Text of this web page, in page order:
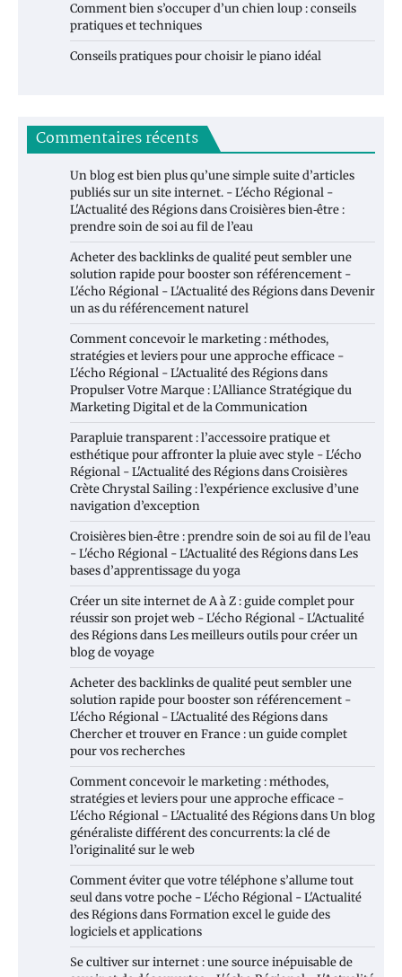
Comment bien s’occuper d’un chien loup : conseils
pratiques et techniques
Conseils pratiques pour choisir le piano idéal
Commentaires récents
Un blog est bien plus qu’une simple suite d’articles
publiés sur un site internet. - L'écho Régional -
L'Actualité des RégionsdansCroisières bien‑être :
prendre soin de soi au fil de l’eau
Acheter des backlinks de qualité peut sembler une
solution rapide pour booster son référencement -
L'écho Régional - L'Actualité des RégionsdansDevenir
un as du référencement naturel
Comment concevoir le marketing : méthodes,
stratégies et leviers pour une approche efficace -
L'écho Régional - L'Actualité des Régionsdans
Propulser Votre Marque : L’Alliance Stratégique du
Marketing Digital et de la Communication
Parapluie transparent : l’accessoire pratique et
esthétique pour affronter la pluie avec style - L'écho
Régional - L'Actualité des RégionsdansCroisières
Crète Chrystal Sailing : l’expérience exclusive d’une
navigation d’exception
Croisières bien‑être : prendre soin de soi au fil de l’eau
- L'écho Régional - L'Actualité des RégionsdansLes
bases d’apprentissage du yoga
Créer un site internet de A à Z : guide complet pour
réussir son projet web - L'écho Régional - L'Actualité
des RégionsdansLes meilleurs outils pour créer un
blog de voyage
Acheter des backlinks de qualité peut sembler une
solution rapide pour booster son référencement -
L'écho Régional - L'Actualité des Régionsdans
Chercher et trouver en France : un guide complet
pour vos recherches
Comment concevoir le marketing : méthodes,
stratégies et leviers pour une approche efficace -
L'écho Régional - L'Actualité des RégionsdansUn blog
généraliste différent des concurrents: la clé de
l’originalité sur le web
Comment éviter que votre téléphone s’allume tout
seul dans votre poche - L'écho Régional - L'Actualité
des RégionsdansFormation excel le guide des
logiciels et applications
Se cultiver sur internet : une source inépuisable de